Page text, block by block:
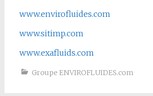
www.envirofluides.com
www.sitimp.com
www.exafluids.com
Groupe ENVIROFLUIDES.com